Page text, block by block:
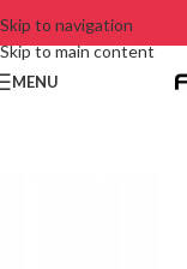
Skip to navigation
Skip to main content
MENU